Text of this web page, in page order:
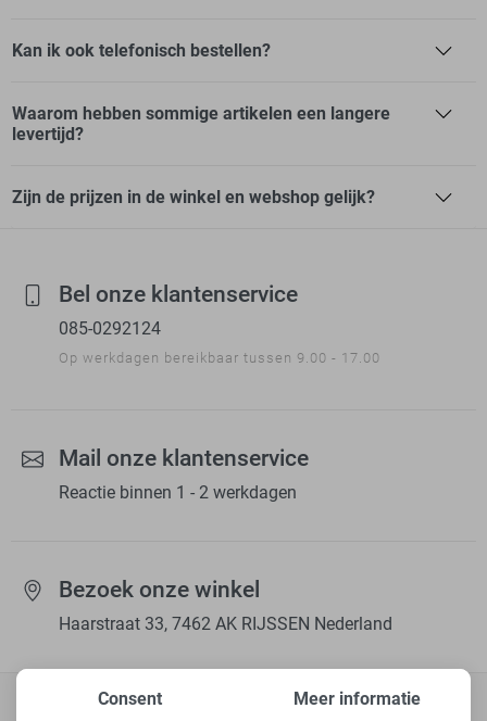
Kan ik ook telefonisch bestellen?
Waarom hebben sommige artikelen een langere
levertijd?
Zijn de prijzen in de winkel en webshop gelijk?
Bel onze klantenservice
085-0292124
Op werkdagen bereikbaar tussen 9.00 - 17.00
Mail onze klantenservice
Reactie binnen 1 - 2 werkdagen
Bezoek onze winkel
Haarstraat 33, 7462 AK RIJSSEN Nederland
Consent Meer informatie